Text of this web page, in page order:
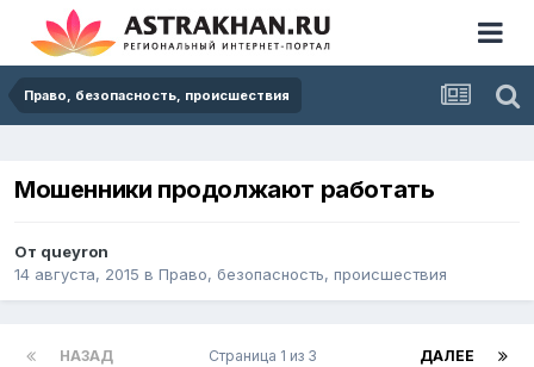
Право, безопасность, происшествия
Мошенники продолжают работать
От queуron
14 августа, 2015 в Право, безопасность, происшествия
НАЗАД ДАЛЕЕ
Страница 1 из 3